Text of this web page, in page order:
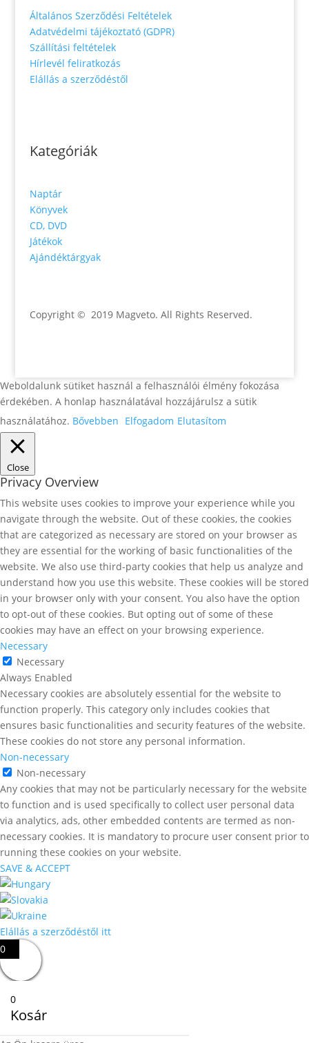
Általános Szerződési Feltételek
Adatvédelmi tájékoztató (GDPR)
Szállítási feltételek
Hírlevél feliratkozás
Elállás a szerződéstől
Kategóriák
Naptár
Könyvek
CD, DVD
Játékok
Ajándéktárgyak
Copyright © 2019 Magveto. All Rights Reserved.
Weboldalunk sütiket használ a felhasználói élmény fokozása
érdekében. A honlap használatával hozzájárulsz a sütik
használatához. Bővebben Elfogadom Elutasítom
Close
Privacy Overview
This website uses cookies to improve your experience while you
navigate through the website. Out of these cookies, the cookies
that are categorized as necessary are stored on your browser as
they are essential for the working of basic functionalities of the
website. We also use third-party cookies that help us analyze and
understand how you use this website. These cookies will be stored
in your browser only with your consent. You also have the option
to opt-out of these cookies. But opting out of some of these
cookies may have an effect on your browsing experience.
Necessary
Necessary
Always Enabled
Necessary cookies are absolutely essential for the website to
function properly. This category only includes cookies that
ensures basic functionalities and security features of the website.
These cookies do not store any personal information.
Non-necessary
Non-necessary
Any cookies that may not be particularly necessary for the website
to function and is used specifically to collect user personal data
via analytics, ads, other embedded contents are termed as non-
necessary cookies. It is mandatory to procure user consent prior to
running these cookies on your website.
SAVE & ACCEPT
Elállás a szerződéstől itt
0
0
Kosár